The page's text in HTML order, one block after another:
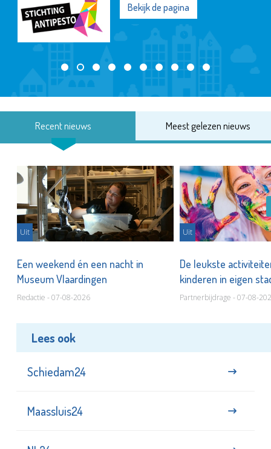
Bekijk de pagina
Recent nieuws Meest gelezen nieuws
Uit
Een weekend én een nacht in
Museum Vlaardingen
Redactie - 07-08-2026
Uit
De leukste
kinderen in eigen
Partnerbijdrage - 07-08-
Lees ook
Schiedam24
Maassluis24